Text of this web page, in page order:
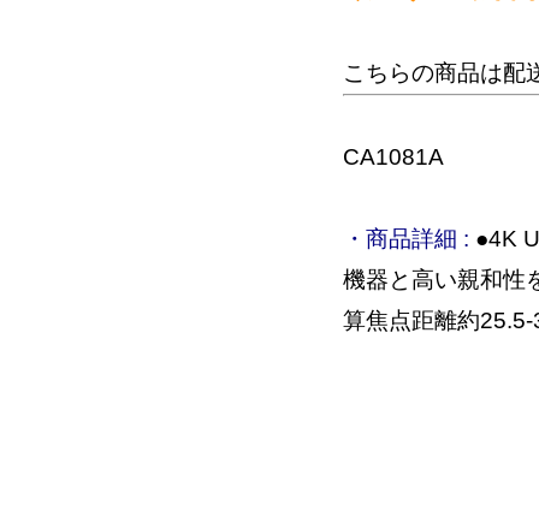
こちらの商品は配
CA1081A
・商品詳細 : ●4K
機器と高い親和性
算焦点距離約